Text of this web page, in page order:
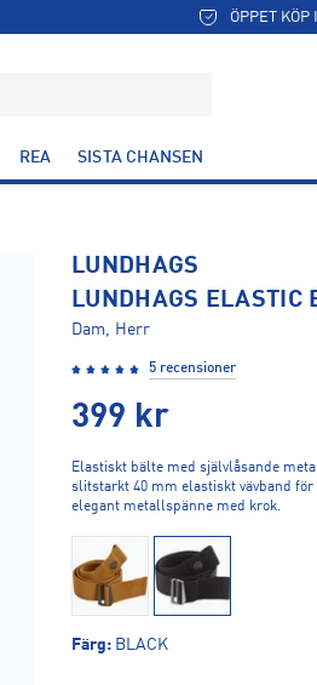
ÖPPET KÖP
REA SISTA CHANSEN
LUNDHAGS
LUNDHAGS ELASTIC
Dam, Herr
5 recensioner
399 kr
Elastiskt bälte med självlåsande
slitstarkt 40 mm elastiskt vävband
elegant metallspänne med krok.
Färg: BLACK